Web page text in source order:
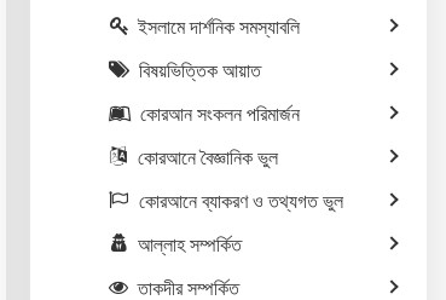
ইসলামে দার্শনিক সমস্যাবলি
বিষয়ভিত্তিক আয়াত
কোরআন সংকলন পরিমার্জন
কোরআনে বৈজ্ঞানিক ভুল
কোরআনে ব্যাকরণ ও তথ্যগত ভুল
আল্লাহ সম্পর্কিত
তাকদীর সম্পর্কিত